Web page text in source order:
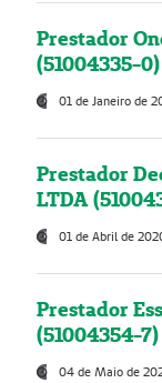
Prestador
(51004335-0)
01 de Janeiro de
Prestador
LTDA
01 de Abril de
Prestador
(51004354-7)
04 de Maio de